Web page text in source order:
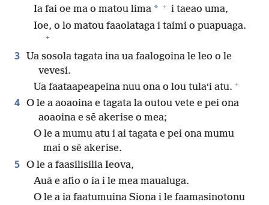
Ia fai oe ma o matou lima * + i taeao uma,
Ioe, o lo matou faaolataga i taimi o puapuaga.
+
3 Ua sosola tagata ina ua faalogoina le leo o le
vevesi.
Ua faataapeapeina nuu ona o lou tulaʻi atu. +
4 O le a aoaoina e tagata la outou vete e pei ona
aoaoina e sē akerise o mea;
O le a mumu atu i ai tagata e pei ona mumu
mai o sē akerise.
5 O le a faasilisilia Ieova,
Auā e afio o ia i le mea maualuga.
O le a ia faatumuina Siona i le faamasinotonu